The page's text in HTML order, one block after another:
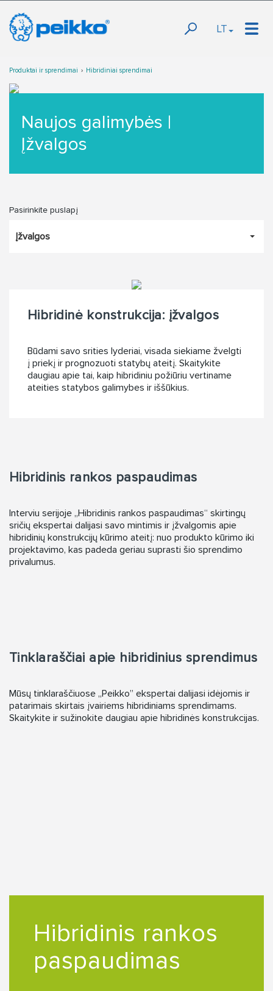
LT
Produktai ir sprendimai Hibridiniai sprendimai
Naujos galimybės |
Įžvalgos
Pasirinkite puslapį
Įžvalgos
Hibridinė konstrukcija: įžvalgos
Būdami savo srities lyderiai, visada siekiame žvelgti
į priekį ir prognozuoti statybų ateitį. Skaitykite
daugiau apie tai, kaip hibridiniu požiūriu vertiname
ateities statybos galimybes ir iššūkius.
Hibridinis rankos paspaudimas
Interviu serijoje „Hibridinis rankos paspaudimas“ skirtingų
sričių ekspertai dalijasi savo mintimis ir įžvalgomis apie
hibridinių konstrukcijų kūrimo ateitį: nuo produkto kūrimo iki
projektavimo, kas padeda geriau suprasti šio sprendimo
privalumus.
Tinklaraščiai apie hibridinius sprendimus
Mūsų tinklaraščiuose „Peikko” ekspertai dalijasi idėjomis ir
patarimais skirtais įvairiems hibridiniams sprendimams.
Skaitykite ir sužinokite daugiau apie hibridinės konstrukcijas.
Hibridinis rankos
paspaudimas